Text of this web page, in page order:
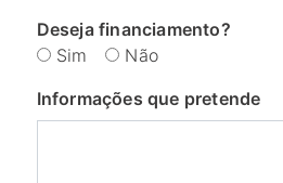
Deseja financiamento?
Sim
Não
Informações que pretende